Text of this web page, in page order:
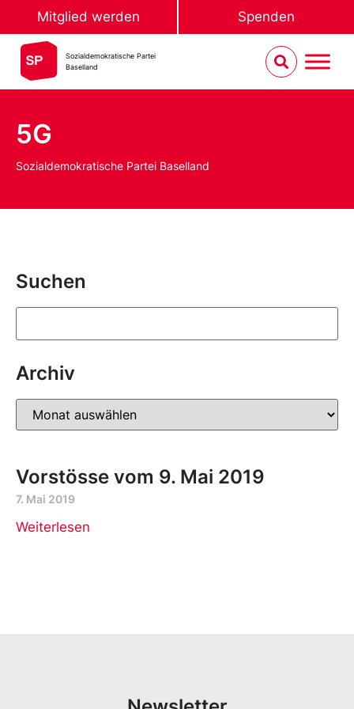
Mitglied werden Spenden
Sozialdemokratische Partei
Baselland
5G
Sozialdemokratische Partei Baselland
Suchen
Archiv
Vorstösse vom 9. Mai 2019
7. Mai 2019
Weiterlesen